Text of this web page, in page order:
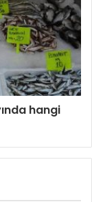
hangi